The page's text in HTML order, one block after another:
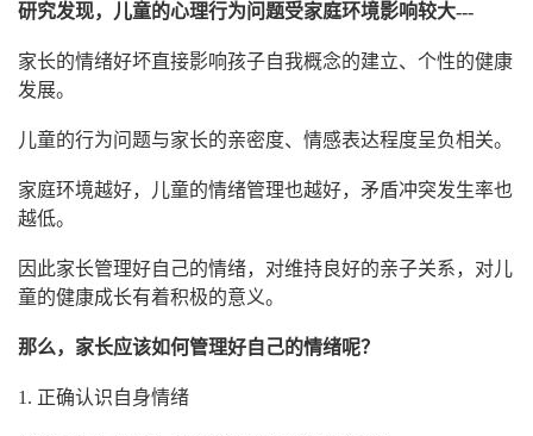
研究发现，儿童的心理行为问题受家庭环境影响较大---
家长的情绪好坏直接影响孩子自我概念的建立、个性的健康
发展。
儿童的行为问题与家长的亲密度、情感表达程度呈负相关。
家庭环境越好，儿童的情绪管理也越好，矛盾冲突发生率也
越低。
因此家长管理好自己的情绪，对维持良好的亲子关系，对儿
童的健康成长有着积极的意义。
那么，家长应该如何管理好自己的情绪呢？
1. 正确认识自身情绪